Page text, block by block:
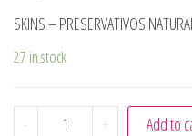
SKINS – PRESERVATIVOS
27 in stock
- SKINS - + Add to